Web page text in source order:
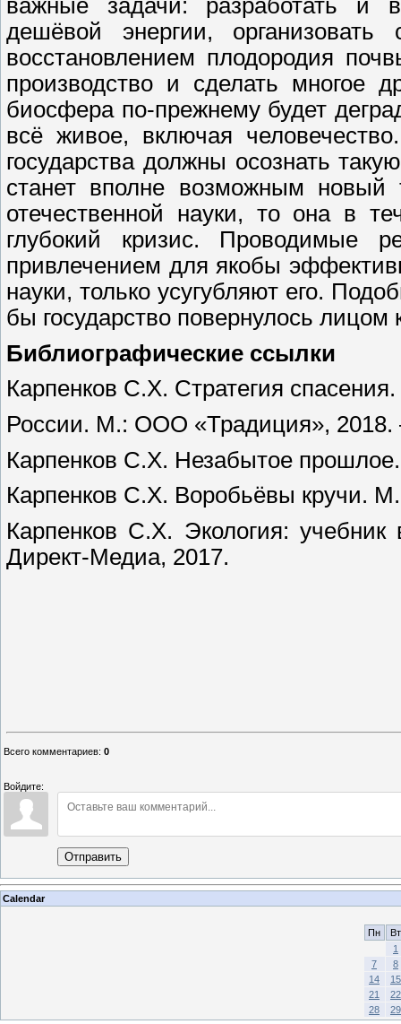
важные задачи: разработать и
дешёвой энергии, организовать
восстановлением плодородия
производство и сделать многое
биосфера по-прежнему будет
всё живое, включая
государства должны осознать
станет вполне возможным
отечественной науки, то она в
глубокий кризис. Проводимые
привлечением для якобы
науки, только усугубляют его.
бы государство повернулось лицом
Библиографические ссылки
Карпенков С.Х. Стратегия
России. М.: ООО «Традиция», 2018.
Карпенков С.Х. Незабытое
Карпенков С.Х. Воробьёвы кручи.
Карпенков С.Х. Экология:
Директ-Медиа, 2017.
Всего комментариев: 0
Войдите:
Отправить
Calendar
Пн
Вт
1
7
8
14
15
21
22
28
29